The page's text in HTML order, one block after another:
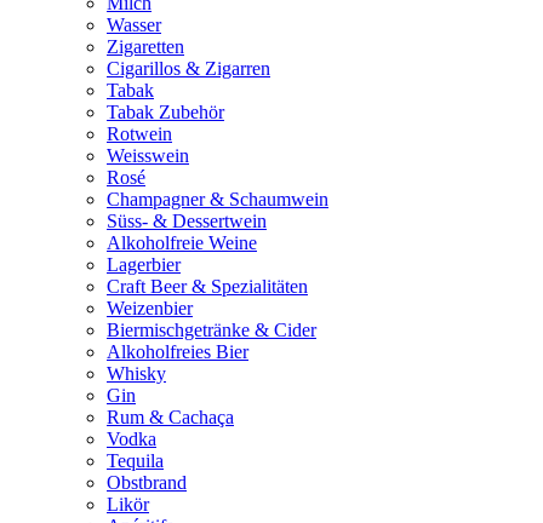
Wasser
Zigaretten
Cigarillos & Zigarren
Tabak
Tabak Zubehör
Rotwein
Weisswein
Rosé
Champagner & Schaumwein
Süss- & Dessertwein
Alkoholfreie Weine
Lagerbier
Craft Beer & Spezialitäten
Weizenbier
Biermischgetränke & Cider
Alkoholfreies Bier
Whisky
Gin
Rum & Cachaça
Vodka
Tequila
Obstbrand
Likör